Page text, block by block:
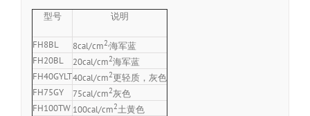
型号 说明
FH8BL 8cal/cm2,海军蓝
FH20BL
20cal/cm2海军蓝
FH40GYLT40cal/cm2更轻质，灰色
FH75GY
75cal/cm2灰色
FH100TW 100cal/cm2土黄色